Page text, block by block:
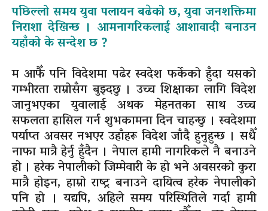
पछिल्लो समय युवा पलायन बढेको छ, युवा जनशक्तिमा
निराशा देखिन्छ । आमनागरिकलाई आशावादी बनाउन
यहाँको के सन्देश छ ?
म आफैँ पनि विदेशमा पढेर स्वदेश फर्केको हुँदा यसको
गम्भीरता राम्रोसँग बुझ्दछु । उच्च शिक्षाका लागि विदेश
जानुभएका युवालाई अथक मेहनतका साथ उच्च
सफलता हासिल गर्न शुभकामना दिन चाहन्छु । स्वदेशमा
पर्याप्त अवसर नभएर उहाँहरू विदेश जाँदै हुनुहुन्छ । सधैँ
नाफा मात्रै हेर्नु हुँदैन । नेपाल हामी नागरिकले नै बनाउने
हो । हरेक नेपालीको जिम्मेवारी के हो भने अवसरको कुरा
मात्रै होइन, हाम्रो राष्ट्र बनाउने दायित्व हरेक नेपालीको
पनि हो । यद्यपि, अहिले समय परिस्थितिले गर्दा हामी